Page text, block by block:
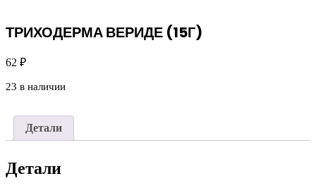
ТРИХОДЕРМА ВЕРИДЕ (15Г)
62 ₽
23 в наличии
Детали
Детали